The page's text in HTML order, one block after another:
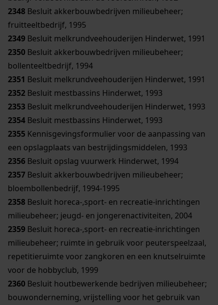
2348 Besluit akkerbouwbedrijven milieubeheer;
fruitteeltbedrijf, 1995
2349 Besluit melkrundveehouderijen Hinderwet, 1991
2350 Besluit akkerbouwbedrijven milieubeheer;
bollenteeltbedrijf, 1994
2351 Besluit melkrundveehouderijen Hinderwet, 1991
2352 Besluit mestbassins Hinderwet, 1993
2353 Besluit melkrundveehouderijen Hinderwet, 1993
2354 Besluit mestbassins Hinderwet, 1993
2355 Kennisgevingsformulier voor de aanpassing van
een opslagplaats van bestrijdingsmiddelen, 1993
2356 Besluit opslag vuurwerk Hinderwet, 1994
2357 Besluit akkerbouwbedrijven milieubeheer;
bloembollenbedrijf, 1994-1995
2358 Besluit horeca-,sport- en recreatie-inrichtingen
milieubeheer; jeugd- en jongerenactiviteiten, 2004
2359 Besluit horeca-,sport- en recreatie-inrichtingen
milieubeheer; ruimte in gebruik voor peuterspeelzaal,
repetitieruimte voor zangkoren en een knutselruimte
voor de hobbyclub, 1999
2360 Besluit houtbewerkende bedrijven milieubeheer;
bouwonderneming, vrijstelling voor het gebruik van